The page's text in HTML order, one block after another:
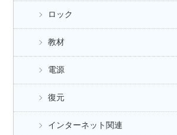
ロック
教材
電源
復元
インターネット関連